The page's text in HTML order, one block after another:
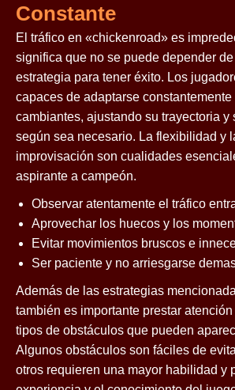
Constante
El tráfico en «chickenroad» es
significa que no se puede depender
estrategia para tener éxito. Los
capaces de adaptarse
cambiantes, ajustando su trayectoria y
según sea necesario. La flexibilidad y
improvisación son cualidades
aspirante a campeón.
Observar atentamente el tráfico
Aprovechar los huecos y los
Evitar movimientos bruscos e
Ser paciente y no arriesgarse
Además de las estrategias
también es importante prestar
tipos de obstáculos que pueden
Algunos obstáculos son fáciles de
otros requieren una mayor habilidad y